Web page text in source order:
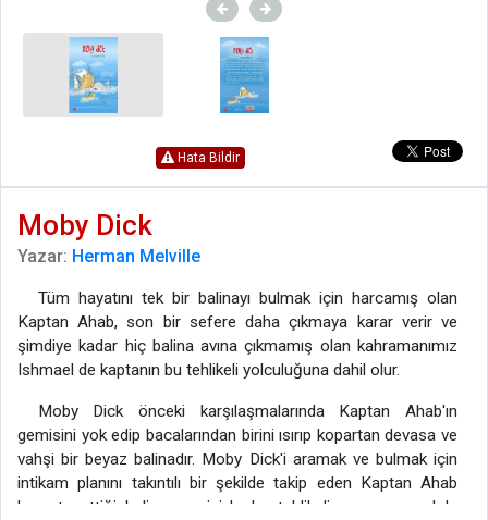
Hata Bildir
Moby Dick
Yazar: Herman Melville
Tüm hayatını tek bir balinayı bulmak için harcamış olan
Kaptan Ahab, son bir sefere daha çıkmaya karar verir ve
şimdiye kadar hiç balina avına çıkmamış olan kahramanımız
Ishmael de kaptanın bu tehlikeli yolculuğuna dahil olur.
Moby Dick önceki karşılaşmalarında Kaptan Ahab'ın
gemisini yok edip bacalarından birini ısırıp kopartan devasa ve
vahşi bir beyaz balinadır. Moby Dick'i aramak ve bulmak için
intikam planını takıntılı bir şekilde takip eden Kaptan Ahab
komuta ettiği balina gemisiyle bu tehlikeli ve macera dolu